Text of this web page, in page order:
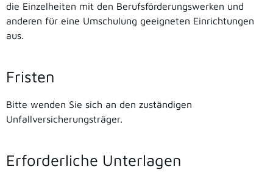
die Einzelheiten mit den Berufsförderungswerken und
anderen für eine Umschulung geeigneten Einrichtungen
aus.
Fristen
Bitte wenden Sie sich an den zuständigen
Unfallversicherungsträger.
Erforderliche Unterlagen